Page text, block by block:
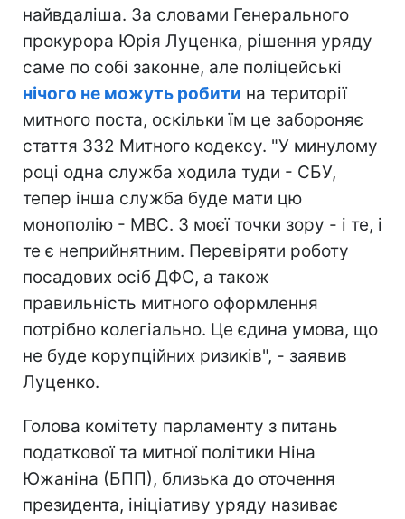
найвдаліша. За словами Генерального
прокурора Юрія Луценка, рішення уряду
саме по собі законне, але поліцейські
нічого не можуть робити на території
митного поста, оскільки їм це забороняє
стаття 332 Митного кодексу. "У минулому
році одна служба ходила туди - СБУ,
тепер інша служба буде мати цю
монополію - МВС. З моєї точки зору - і те, і
те є неприйнятним. Перевіряти роботу
посадових осіб ДФС, а також
правильність митного оформлення
потрібно колегіально. Це єдина умова, що
не буде корупційних ризиків", - заявив
Луценко.
Голова комітету парламенту з питань
податкової та митної політики Ніна
Южаніна (БПП), близька до оточення
президента, ініціативу уряду називає